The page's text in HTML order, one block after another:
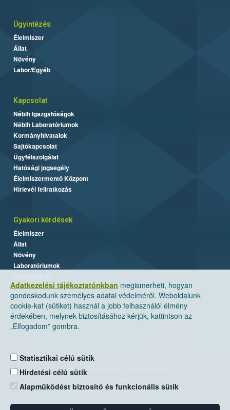
Adatkezelési tájékoztatónkban megismerheti, hogyan
gondoskodunk személyes adatai védelméről. Weboldalunk
cookie-kat (sütiket) használ a jobb felhasználói élmény
érdekében, melynek biztosításához kérjük, kattintson az
„Elfogadom” gombra.
Statisztikai célú sütik
Hirdetési célú sütik
Alapműködést biztosító és funkcionális sütik
Ügyintézés
Élelmiszer
Állat
Növény
Labor/Egyéb
Kapcsolat
Nébih Igazgatóságok
Nébih Laboratóriumok
Kormányhivatalok
Sajtókapcsolat
Ügyfélszolgálat
Hatósági jogsegély
Élelmiszermentő Központ
Hírlevél feliratkozás
Gyakori kérdések
Élelmiszer
Állat
Növény
Laboratóriumok
Nemzeti Élelmiszerlánc-biztonsági Hivatal
Levelezési cím: 1525 Budapest. Pf. 30.